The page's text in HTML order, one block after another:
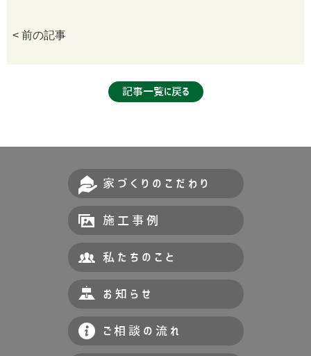
< 前の記事
記事一覧に戻る
家づくりのこだわり
施工事例
私たちのこと
お知らせ
ご相談の流れ